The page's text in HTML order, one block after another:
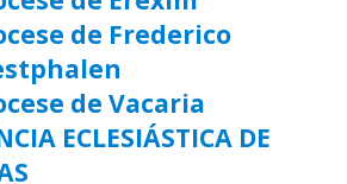
de Frederico
de Vacaria
ECLESIÁSTICA DE